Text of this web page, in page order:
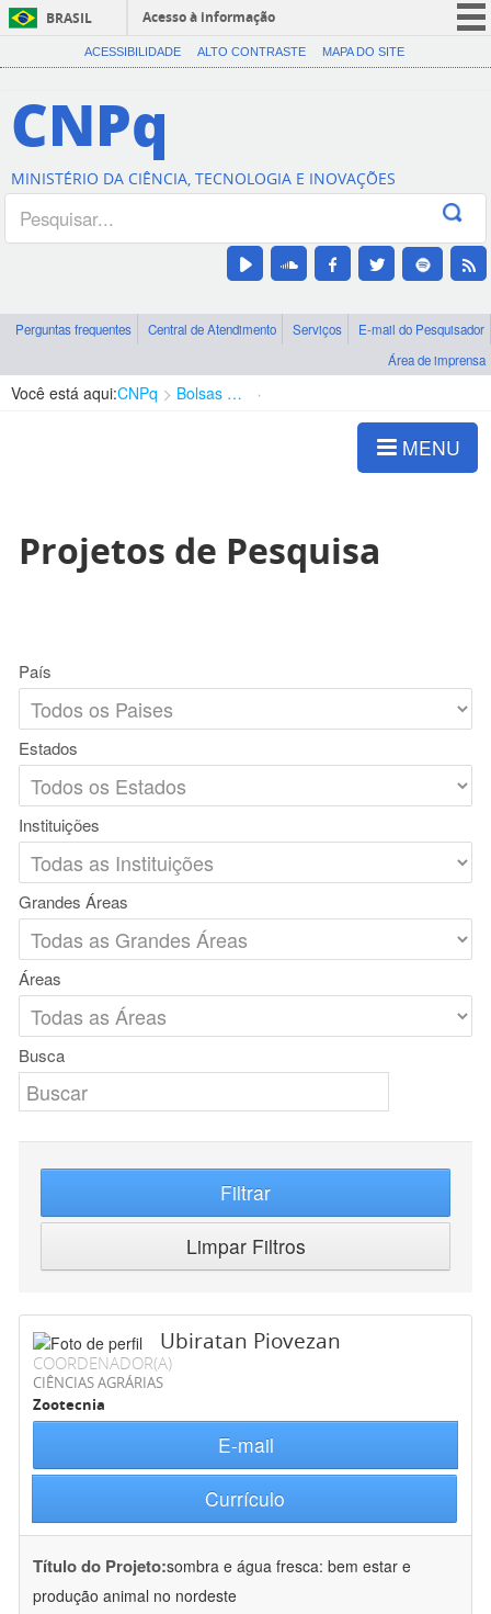
BRASIL
Acesso à informação
CORONAVÍRUS (COVID-19)
Canais
ACESSIBILIDADE ALTO CONTRASTE MAPA DO SITE
CNPq
MINISTÉRIO DA CIÊNCIA, TECNOLOGIA E INOVAÇÕES
Perguntas frequentes Central de Atendimento Serviços
E-mail do Pesquisador
Área de imprensa
Você está aqui:CNPq Bolsas e Auxílios Vigentes
MENU
Projetos de Pesquisa
País
Estados
Instituições
Grandes Áreas
Áreas
Busca
Filtrar
Limpar Filtros
Ubiratan Piovezan
COORDENADOR(A)
CIÊNCIAS AGRÁRIAS
Zootecnia
E-mail
Currículo
Título do Projeto:sombra e água fresca: bem estar e
produção animal no nordeste